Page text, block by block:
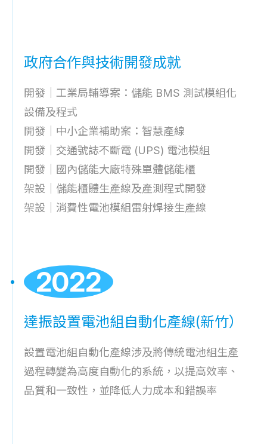
政府合作與技術開發成就
開發｜⼯業局輔導案：儲能 BMS 測試模組化
設備及程式
開發｜中⼩企業補助案：智慧產線
開發｜交通號誌不斷電 (UPS) 電池模組
開發｜國內儲能大廠特殊單體儲能櫃
架設｜儲能櫃體生產線及產測程式開發
架設｜消費性電池模組雷射焊接生產線
2022
達振設置電池組自動化產線(新竹）
設置電池組自動化產線涉及將傳統電池組生產
過程轉變為高度自動化的系統，以提高效率、
品質和一致性，並降低人力成本和錯誤率